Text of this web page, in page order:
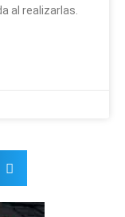
al realizarlas.